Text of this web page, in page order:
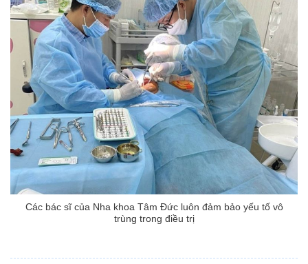
Các bác sĩ của Nha khoa Tâm Đức luôn đảm bảo yếu tố vô
trùng trong điều trị